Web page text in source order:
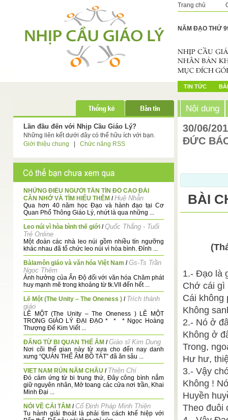
Trang chủ
NĂM ĐẠO THỨ
TIN TỨC
Lần đầu đến với Nhịp Cầu Giáo Lý?
Những liên kết dưới đây có thể hữu ích với bạn.
Giới thiệu chung
Chức năng RSS
NHỮNG ĐIỀU NGƯỜI TÂN TÍN ĐỒ CAO ĐÀI
CẦN NHỚ VÀ TÌM HIỂU THÊM /Huệ Nhẫn
Qua hơn 40 năm học Đạo và hành đạo tại Cơ
Quan Phổ Thông Giáo Lý, nhứt là qua những ...
Leo núi vì hòa bình thế giới /Quốc Thắng - Tuổi
Trẻ Online
Một đoàn các nhà leo núi gồm nhiều tín ngưỡng
khác nhau đã tổ chức leo núi vì hòa bình. Đỉnh ...
Bàlamôn giáo và văn hóa Việt Nam /Gs-Ts Trần
Ngọc Thêm
Ảnh hưởng của Ấn Độ đối với văn hóa Chăm phát
huy mạnh mẽ trong khoảng từ tk.VII đến hết ...
Lẽ Một (The Unity – The Oneness ) / Trích thánh
giáo
LẼ MỘT (The Unity – The Oneness ) LẼ MỘT
TRONG GIÁO LÝ ĐẠI ĐẠO * * * Ngọc Hoàng
Thượng Đế Kim Viết ...
ĐẤNG TỪ BI QUAN THẾ ÂM /Giáo sĩ Kim Dung
Nơi cõi thế gian này từ xưa cho đến nay danh
xưng “QUÁN THẾ ÂM BỒ TÁT” đã ăn sâu ...
VIET NAM RÚN NĂM CHÂU / Thiện Chí
Đó cảm ứng từ bi trung thứ, Đây công bình nắm
giữ nguyên nhân, Mở toang các cửa nơi trần, Khai
Minh Đại ...
NÓI VỀ CÁI TÂM /Cố Định Pháp Minh Thiện
Tu hành giải thoát là phải tìm cách khế hiệp với
Nội dung
30/06/
ĐỨC
BÀI
1.- Đạo là
Chớ cái gì
Cái không
Không
2.- Nó ở
Không ở
Trong,
Hư hư,
3.- Vậy
Không !
Huyền
Theo đuôi